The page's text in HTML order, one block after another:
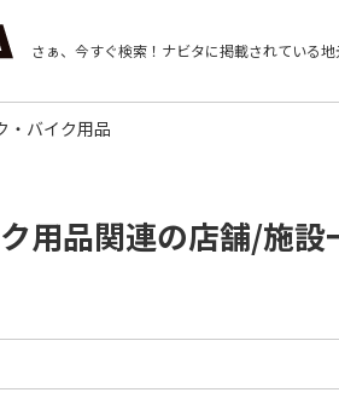
さぁ、今すぐ検索！ ナビタに掲載されている地
・バイク用品
用品関連の店舗/施設